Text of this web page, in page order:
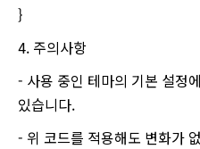
}
4. 주의사항
- 사용 중인 테마의 기본 설정
있습니다.
- 위 코드를 적용해도 변화가